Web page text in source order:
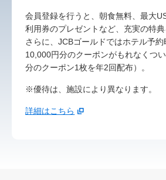
会員登録を行うと、朝食無料、最大
利用券のプレゼントなど、充実の特典
さらに、JCBゴールドではホテル予約
10,000円分のクーポンがもれなくつ
分のクーポン1枚を年2回配布）。
優待は、施設により異なります。
詳細はこちら